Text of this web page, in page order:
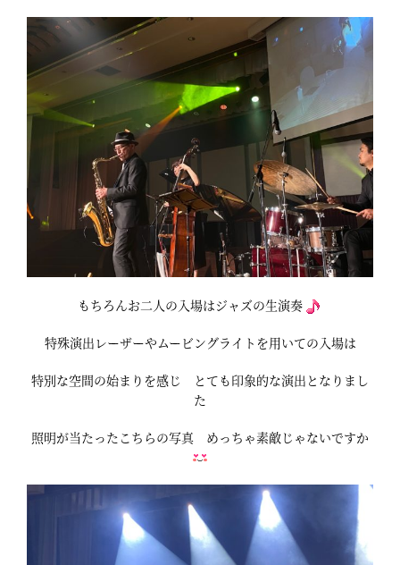
もちろんお二人の入場はジャズの生演奏
特殊演出レーザーやムービングライトを用いての入場は
特別な空間の始まりを感じ とても印象的な演出となりまし
た
照明が当たったこちらの写真 めっちゃ素敵じゃないですか